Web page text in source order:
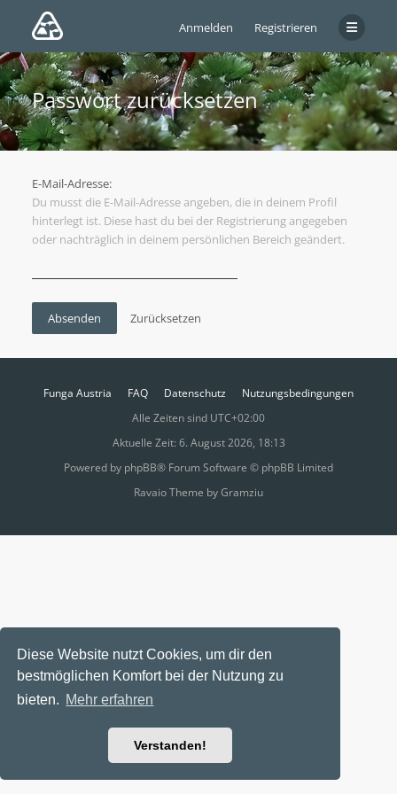
Diese Website nutzt Cookies, um dir den
bestmöglichen Komfort bei der Nutzung zu
bieten. Mehr erfahren
Verstanden!
Anmelden Registrieren
Passwort zurücksetzen
E-Mail-Adresse:
Du musst die E-Mail-Adresse angeben, die in deinem Profil
hinterlegt ist. Diese hast du bei der Registrierung angegeben
oder nachträglich in deinem persönlichen Bereich geändert.
Funga Austria FAQ Datenschutz
Nutzungsbedingungen
Alle Zeiten sind UTC+02:00
Aktuelle Zeit: 6. August 2026, 18:13
Powered by phpBB® Forum Software © phpBB Limited
Ravaio Theme byGramziu